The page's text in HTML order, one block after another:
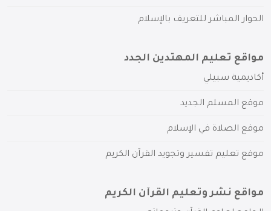
الحوار المباشر للتعريف بالإسلام
مواقع تعليم المهتدين الجدد
أكاديمية سبيلي
موقع المسلم الجديد
موقع الصلاة في الإسلام
موقع تعليم تفسير وتجويد القرآن الكريم
مواقع نشر وتعليم القرآن الكريم